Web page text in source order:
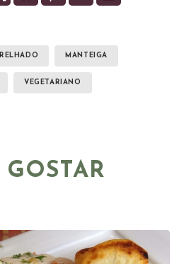
MANTEIGA
VEGETARIANO